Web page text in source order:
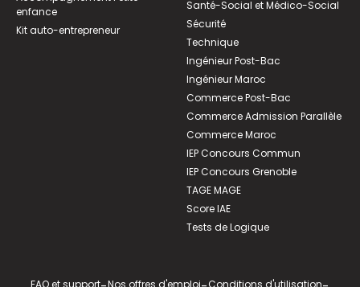
enfance
Kit auto-entrepreneur
Santé-Social et Médico-Social
Sécurité
Technique
Ingénieur Post-Bac
Ingénieur Maroc
Commerce Post-Bac
Commerce Admission Parallèle
Commerce Maroc
IEP Concours Commun
IEP Concours Grenoble
TAGE MAGE
Score IAE
Tests de Logique
FAQ et support Nos offres d'emploi Conditions d'utilisation